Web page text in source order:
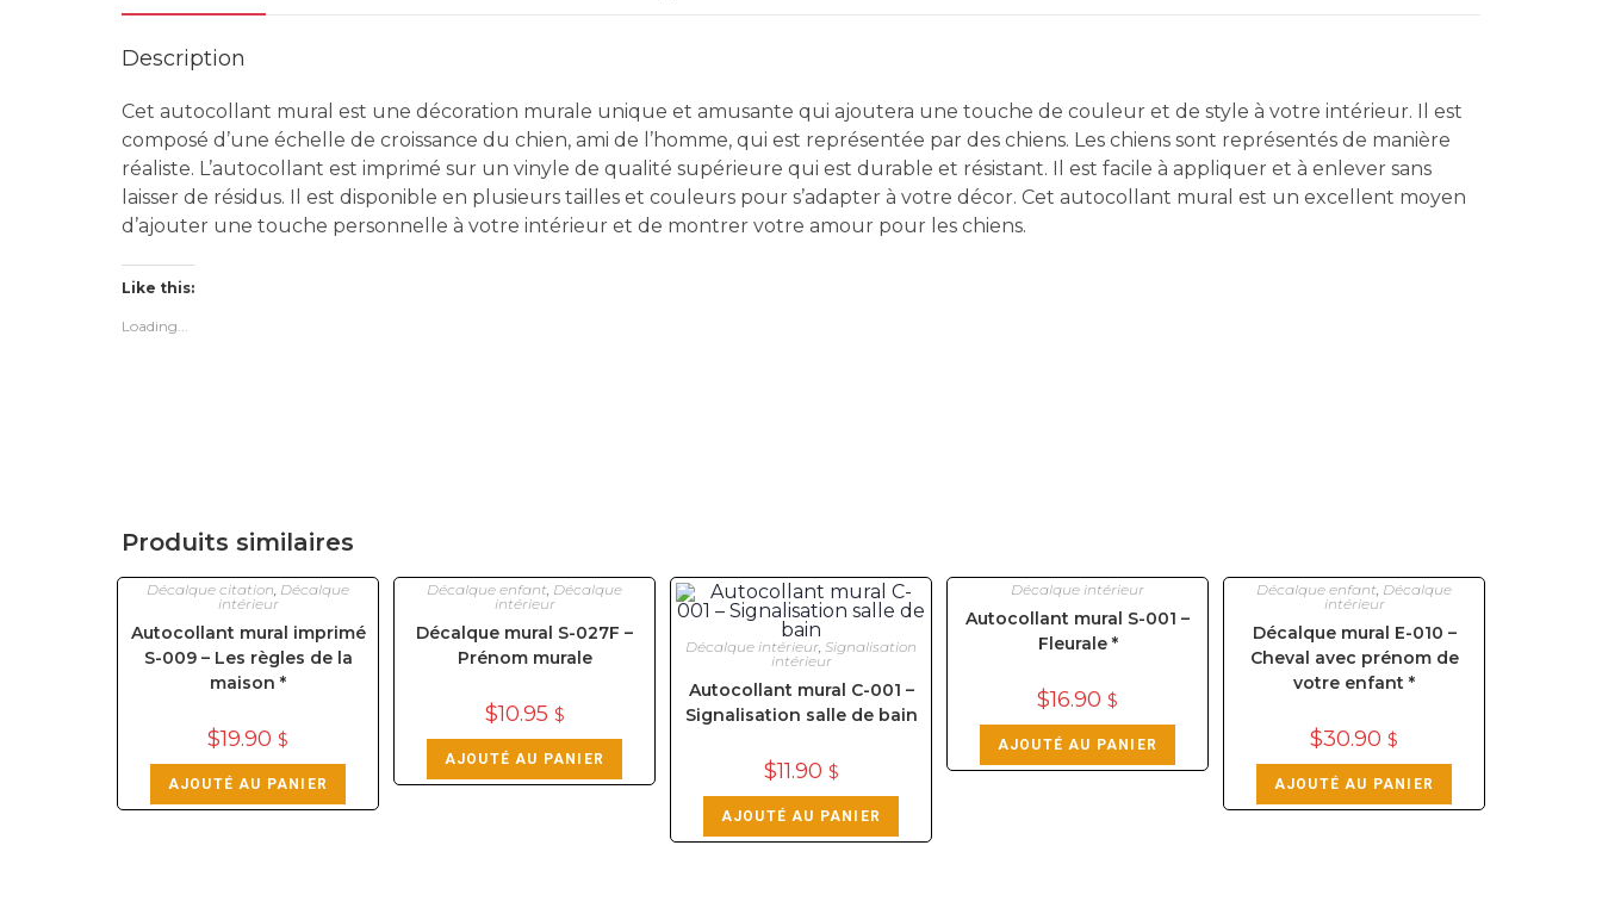
Description
Cet autocollant mural est une décoration murale unique et amusante qui ajoutera une touche de couleur et de style à votre intérieur. Il est
composé d’une échelle de croissance du chien, ami de l’homme, qui est représentée par des chiens. Les chiens sont représentés de manière
réaliste. L’autocollant est imprimé sur un vinyle de qualité supérieure qui est durable et résistant. Il est facile à appliquer et à enlever sans
laisser de résidus. Il est disponible en plusieurs tailles et couleurs pour s’adapter à votre décor. Cet autocollant mural est un excellent moyen
d’ajouter une touche personnelle à votre intérieur et de montrer votre amour pour les chiens.
Like this:
Loading...
Produits similaires
Décalque citation, Décalque
intérieur
Autocollant mural imprimé
S-009 – Les règles de la
maison *
$19.90 $
AJOUTÉ AU PANIER
Décalque enfant, Décalque
intérieur
Décalque mural S-027F –
Prénom murale
$10.95 $
AJOUTÉ AU PANIER
Décalque intérieur, Signalisation
intérieur
Autocollant mural C-001 –
Signalisation salle de bain
$11.90 $
AJOUTÉ AU PANIER
Décalque intérieur
Autocollant mural S-001 –
Fleurale *
$16.90 $
AJOUTÉ AU PANIER
Décalque enfant, Décalque
intérieur
Décalque mural E-010 –
Cheval avec prénom de
votre enfant *
$30.90 $
AJOUTÉ AU PANIER